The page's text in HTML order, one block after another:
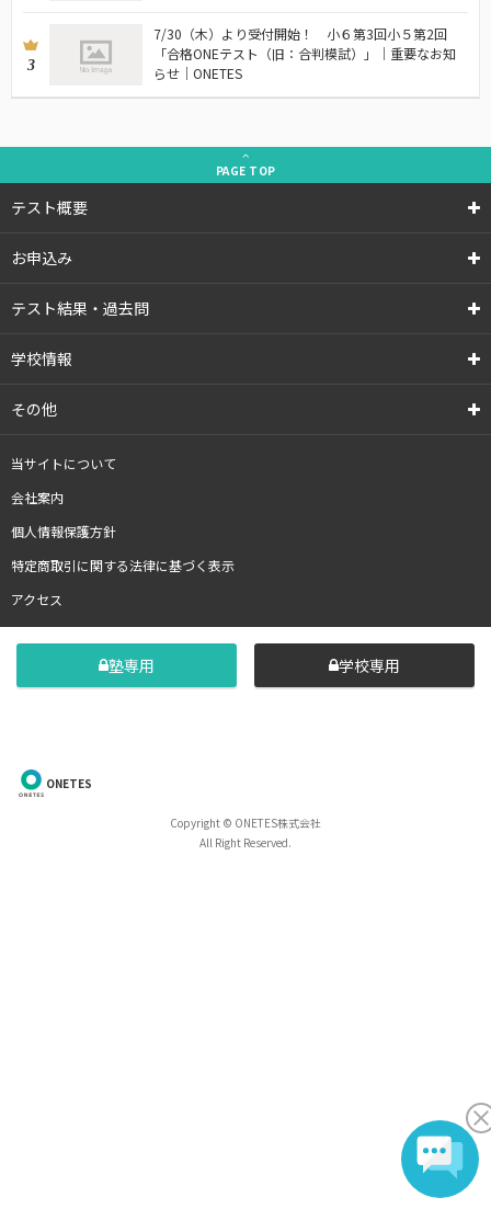
3
7/30（木）より受付開始！ 小６第3回小５第2回
「合格ONEテスト（旧：合判模試）」｜重要なお知
らせ｜ONETES
PAGE TOP
テスト概要
お申込み
テスト結果・過去問
学校情報
その他
当サイトについて
会社案内
個人情報保護方針
特定商取引に関する法律に基づく表示
アクセス
塾専用 学校専用
ONETES
Copyright © ONETES株式会社
All Right Reserved.